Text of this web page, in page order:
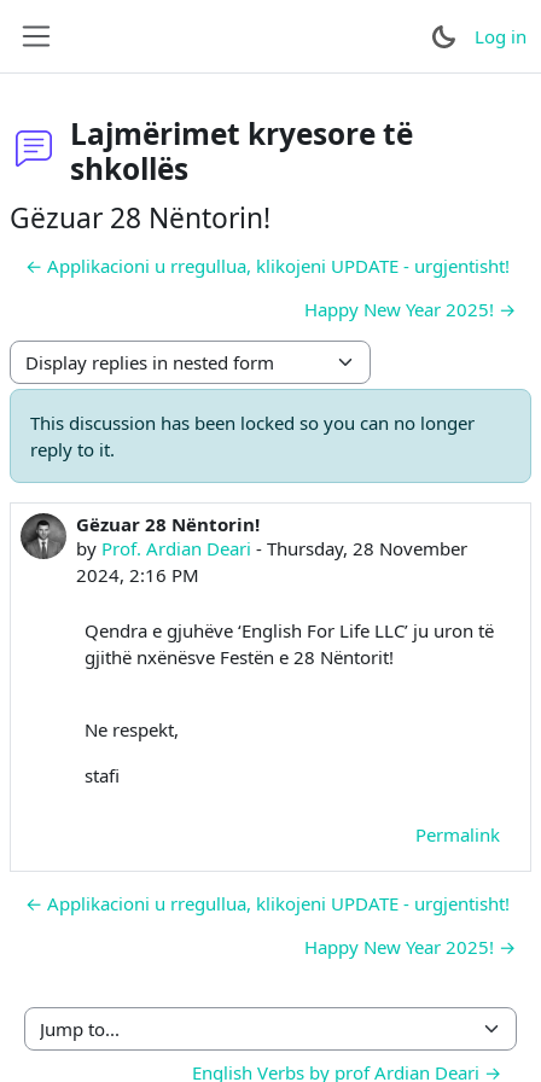
Log in
Lajmërimet kryesore të
shkollës
Gëzuar 28 Nëntorin!
← Applikacioni u rregullua, klikojeni UPDATE - urgjentisht!
Happy New Year 2025! →
Display mode
This discussion has been locked so you can no longer
reply to it.
Gëzuar 28 Nëntorin!
by Prof. Ardian Deari -Thursday, 28 November
2024, 2:16 PM
Number of replies: 0
Qendra e gjuhëve ‘English For Life LLC’ ju uron të
gjithë nxënësve Festën e 28 Nëntorit!
Ne respekt,
stafi
Permalink
← Applikacioni u rregullua, klikojeni UPDATE - urgjentisht!
Happy New Year 2025! →
Jump to...
English Verbs by prof Ardian Deari →